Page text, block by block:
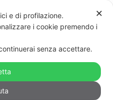
Zan, il Senato
le persone
✕
e di profilazione.
i cookie premendo i
senza accettare.